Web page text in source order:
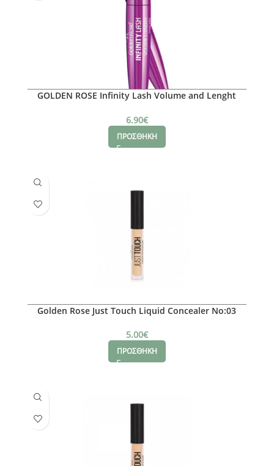
GOLDEN ROSE Infinity Lash Volume and Lenght
6.90€
ΠΡΟΣΘΗΚΗ
Golden Rose Just Touch Liquid Concealer No:03
5.00€
ΠΡΟΣΘΗΚΗ